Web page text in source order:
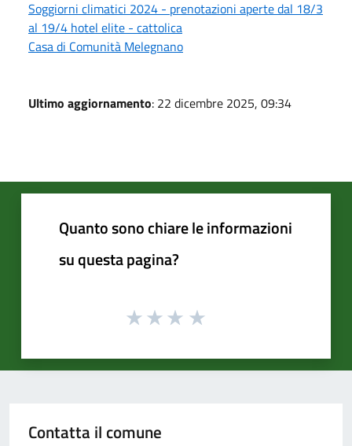
Soggiorni climatici 2024 - prenotazioni aperte dal 18/3
al 19/4 hotel elite - cattolica
Casa di Comunità Melegnano
Ultimo aggiornamento: 22 dicembre 2025, 09:34
Quanto sono chiare le informazioni
su questa pagina?
Contatta il comune